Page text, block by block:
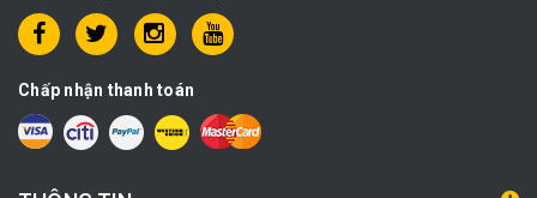
Chấp nhận thanh toán